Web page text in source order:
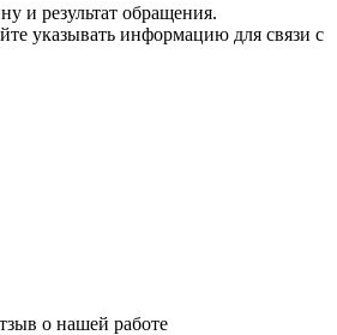
и результат обращения.
указывать информацию для связи с
о нашей работе